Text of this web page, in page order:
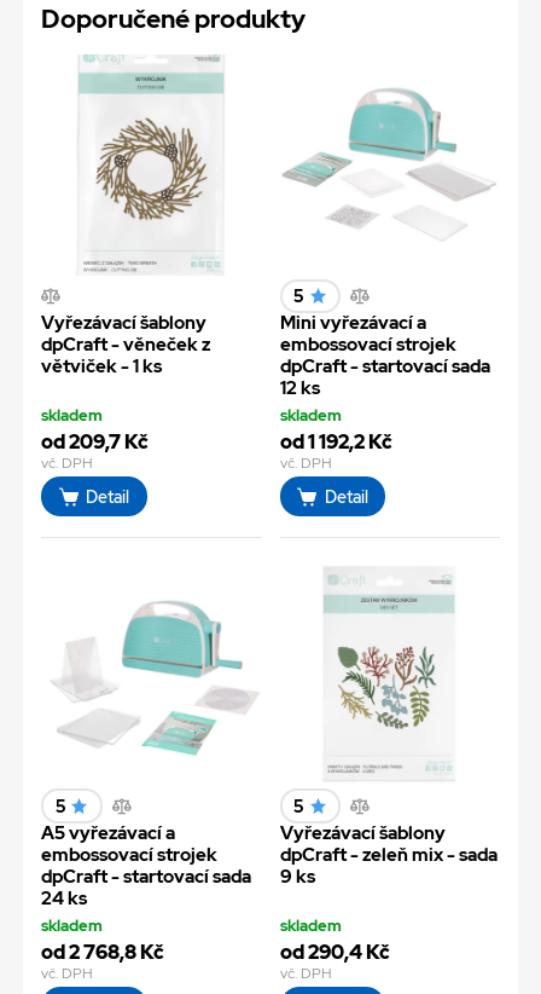
Doporučené produkty
Vyřezávací šablony
dpCraft - věneček z
větviček - 1 ks
skladem
od 209,7 Kč
vč. DPH
Detail
5
Mini vyřezávací a
embossovací strojek
dpCraft - startovací sada
12 ks
skladem
od 1 192,2 Kč
vč. DPH
Detail
5
A5 vyřezávací a
embossovací strojek
dpCraft - startovací sada
24 ks
skladem
od 2 768,8 Kč
vč. DPH
5
Vyřezávací šablony
dpCraft - zeleň mix - sada
9 ks
skladem
od 290,4 Kč
vč. DPH